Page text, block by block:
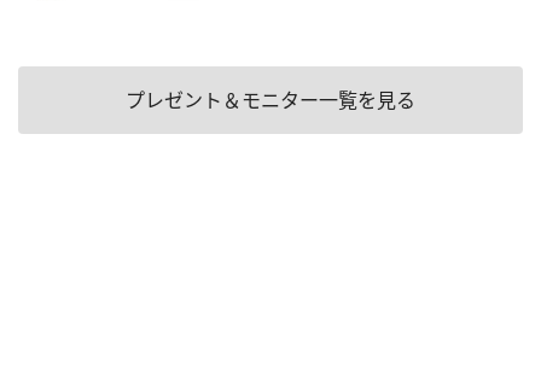
プレゼント＆モニター一覧を見る